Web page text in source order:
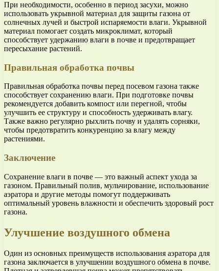
При необходимости, особенно в период засухи, можно
использовать укрывной материал для защиты газона от
солнечных лучей и быстрой испаряемости влаги. Укрывной
материал помогает создать микроклимат, который
способствует удержанию влаги в почве и предотвращает
пересыхание растений.
Правильная обработка почвы
Правильная обработка почвы перед посевом газона также
способствует сохранению влаги. При подготовке почвы
рекомендуется добавить компост или перегной, чтобы
улучшить ее структуру и способность удерживать влагу.
Также важно регулярно рыхлить почву и удалять сорняки,
чтобы предотвратить конкуренцию за влагу между
растениями.
Заключение
Сохранение влаги в почве — это важный аспект ухода за
газоном. Правильный полив, мульчирование, использование
аэратора и другие методы помогут поддерживать
оптимальный уровень влажности и обеспечить здоровый рост
газона.
Улучшение воздушного обмена
Один из основных преимуществ использования аэратора для
газона заключается в улучшении воздушного обмена в почве.